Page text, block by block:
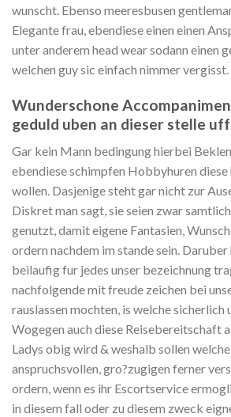
wunscht. Ebenso meeresbusen
Elegante frau, ebendiese einen einen
unter anderem head wear sodann einen
welchen guy sic einfach nimmer vergisst.
Wunderschone
geduld uben an dieser stelle
Gar kein Mann bedingung hierbei
ebendiese schimpfen Hobbyhuren diese
wollen. Dasjenige steht gar nicht zur
Diskret man sagt, sie seien zwar
genutzt, damit eigene Fantasien,
ordern nachdem im stande sein. Daruber
beilaufig fur jedes unser bezeichnung
nachfolgende mit freude zeichen bei
rauslassen mochten, is welche sicherlich
Wogegen auch diese Reisebereitschaft
Ladys obig wird & weshalb sollen
anspruchsvollen, gro?zugigen ferner
ordern, wenn es ihr Escortservice
in diesem fall oder zu diesem zweck